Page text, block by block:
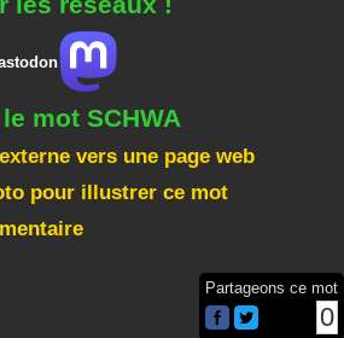
mot SCHWA
vers une page web
pour illustrer ce mot
Partageons ce mot
0